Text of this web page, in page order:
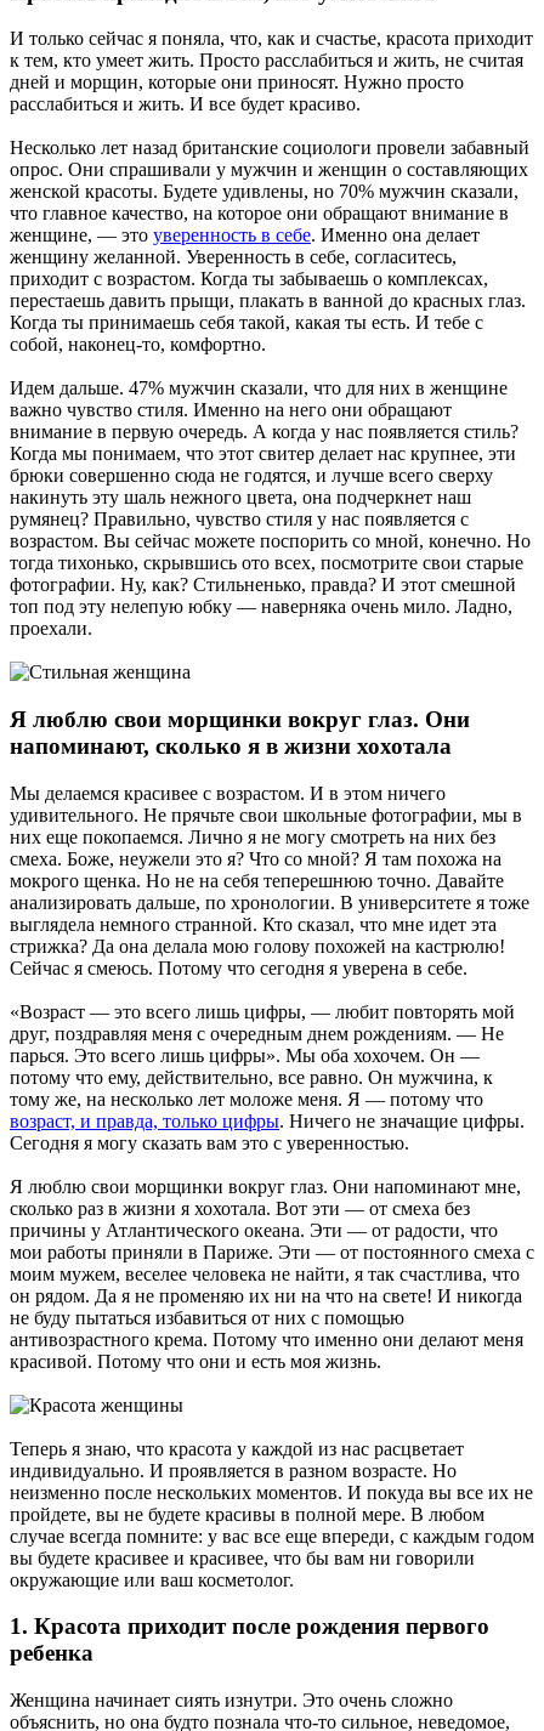
И только сейчас я поняла, что, как и счастье, красота приходит
к тем, кто умеет жить. Просто расслабиться и жить, не считая
дней и морщин, которые они приносят. Нужно просто
расслабиться и жить. И все будет красиво.
Несколько лет назад британские социологи провели забавный
опрос. Они спрашивали у мужчин и женщин о составляющих
женской красоты. Будете удивлены, но 70% мужчин сказали,
что главное качество, на которое они обращают внимание в
женщине, — это уверенность в себе. Именно она делает
женщину желанной. Уверенность в себе, согласитесь,
приходит с возрастом. Когда ты забываешь о комплексах,
перестаешь давить прыщи, плакать в ванной до красных глаз.
Когда ты принимаешь себя такой, какая ты есть. И тебе с
собой, наконец-то, комфортно.
Идем дальше. 47% мужчин сказали, что для них в женщине
важно чувство стиля. Именно на него они обращают
внимание в первую очередь. А когда у нас появляется стиль?
Когда мы понимаем, что этот свитер делает нас крупнее, эти
брюки совершенно сюда не годятся, и лучше всего сверху
накинуть эту шаль нежного цвета, она подчеркнет наш
румянец? Правильно, чувство стиля у нас появляется с
возрастом. Вы сейчас можете поспорить со мной, конечно. Но
тогда тихонько, скрывшись ото всех, посмотрите свои старые
фотографии. Ну, как? Стильненько, правда? И этот смешной
топ под эту нелепую юбку — наверняка очень мило. Ладно,
проехали.
Я люблю свои морщинки вокруг глаз. Они
напоминают, сколько я в жизни хохотала
Мы делаемся красивее с возрастом. И в этом ничего
удивительного. Не прячьте свои школьные фотографии, мы в
них еще покопаемся. Лично я не могу смотреть на них без
смеха. Боже, неужели это я? Что со мной? Я там похожа на
мокрого щенка. Но не на себя теперешнюю точно. Давайте
анализировать дальше, по хронологии. В университете я тоже
выглядела немного странной. Кто сказал, что мне идет эта
стрижка? Да она делала мою голову похожей на кастрюлю!
Сейчас я смеюсь. Потому что сегодня я уверена в себе.
«Возраст — это всего лишь цифры, — любит повторять мой
друг, поздравляя меня с очередным днем рождениям. — Не
парься. Это всего лишь цифры». Мы оба хохочем. Он —
потому что ему, действительно, все равно. Он мужчина, к
тому же, на несколько лет моложе меня. Я — потому что
возраст, и правда, только цифры. Ничего не значащие цифры.
Сегодня я могу сказать вам это с уверенностью.
Я люблю свои морщинки вокруг глаз. Они напоминают мне,
сколько раз в жизни я хохотала. Вот эти — от смеха без
причины у Атлантического океана. Эти — от радости, что
мои работы приняли в Париже. Эти — от постоянного смеха с
моим мужем, веселее человека не найти, я так счастлива, что
он рядом. Да я не променяю их ни на что на свете! И никогда
не буду пытаться избавиться от них с помощью
антивозрастного крема. Потому что именно они делают меня
красивой. Потому что они и есть моя жизнь.
Теперь я знаю, что красота у каждой из нас расцветает
индивидуально. И проявляется в разном возрасте. Но
неизменно после нескольких моментов. И покуда вы все их не
пройдете, вы не будете красивы в полной мере. В любом
случае всегда помните: у вас все еще впереди, с каждым годом
вы будете красивее и красивее, что бы вам ни говорили
окружающие или ваш косметолог.
1. Красота приходит после рождения первого
ребенка
Женщина начинает сиять изнутри. Это очень сложно
объяснить, но она будто познала что-то сильное, неведомое,